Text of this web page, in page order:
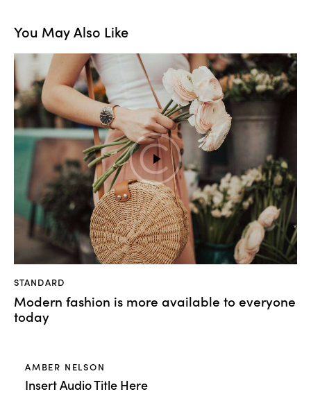
You May Also Like
STANDARD
Modern fashion is more available to everyone
today
AMBER NELSON
Insert Audio Title Here